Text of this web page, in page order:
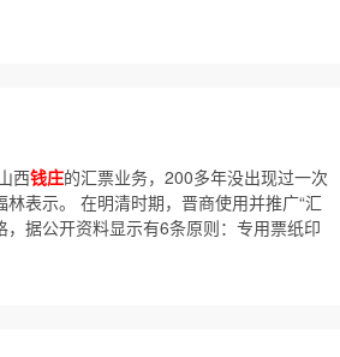
西钱庄的汇票业务，200多年没出现过一次
表示。 在明清时期，晋商使用并推广“汇
，据公开资料显示有6条原则：专用票纸印